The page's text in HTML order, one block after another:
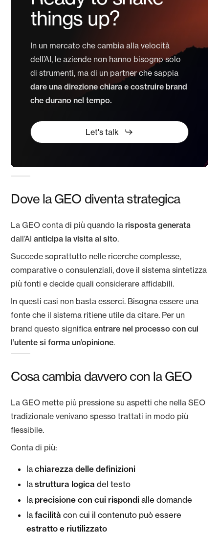
things up?
In un mercato che cambia alla velocità
dell’AI, le aziende non hanno bisogno solo
di strumenti, ma di un partner che sappia
dare una direzione chiara e costruire brand
che durano nel tempo.
Let's talk
Dove la GEO diventa strategica
La GEO conta di più quando la risposta generata
dall’AIanticipa la visita al sito.
Succede soprattutto nelle ricerche complesse,
comparative o consulenziali, dove il sistema sintetizza
più fonti e decide quali considerare affidabili.
In questi casi non basta esserci. Bisogna essere una
fonte che il sistema ritiene utile da citare. Per un
brand questo significaentrare nel processo con cui
l’utente si forma un’opinione.
Cosa cambia davvero con la GEO
La GEO mette più pressione su aspetti che nella SEO
tradizionale venivano spesso trattati in modo più
flessibile.
Conta di più:
lachiarezza delle definizioni
lastruttura logica del testo
la precisione con cui rispondi alle domande
lafacilità con cui il contenuto può essere
estratto e riutilizzato